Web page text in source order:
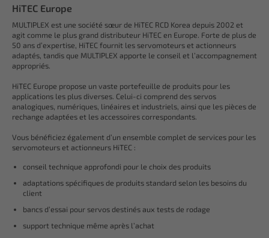
HiTEC Europe
MULTIPLEX est une société sœur de HiTEC RCD Korea depuis 2002 et
agit comme le plus grand distributeur HiTEC en Europe. Forte de plus de
50 ans d’expertise, HiTEC fournit les servomoteurs et actionneurs
adaptés, tandis que MULTIPLEX apporte le conseil et l’accompagnement
appropriés.
HiTEC Europe propose un vaste portefeuille de produits pour les
applications les plus diverses. Celui-ci comprend des servos
analogiques, numériques, linéaires et industriels, ainsi que les pièces de
rechange adaptées et les accessoires correspondants.
Vous bénéficiez également d’un ensemble complet de services pour les
servomoteurs et actionneurs HiTEC :
conseil technique approfondi pour le choix des produits
adaptations spécifiques de produits standard selon les besoins du
client
bancs d’essai pour servos destinés aux tests de rodage
support technique même après l’achat